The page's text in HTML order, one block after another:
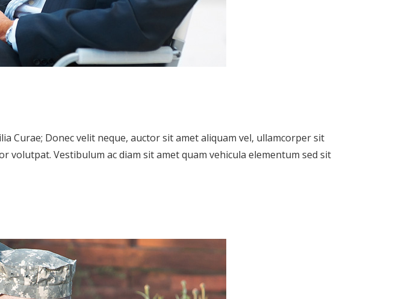
Curae; Donec velit neque, auctor sit amet aliquam vel, ullamcorper sit
Vestibulum ac diam sit amet quam vehicula elementum sed sit